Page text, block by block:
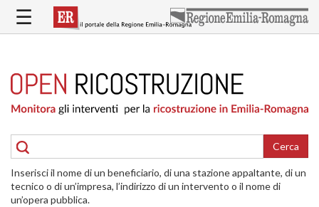
contenuto
RICOSTRUZIONE
PUBBLICA
DELLE
ABITAZIONI
RICOSTRUZIONE
ATTIVITÀ
☰
Cerca
Inserisci il nome di un beneficiario, di una stazione appaltante, di un
tecnico o di un’impresa, l’indirizzo di un intervento o il nome di
un’opera pubblica.